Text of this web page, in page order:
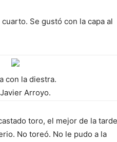
Se gustó con la capa al
con la diestra.
Arroyo.
toro, el mejor de la
No toreó. No le pudo a la